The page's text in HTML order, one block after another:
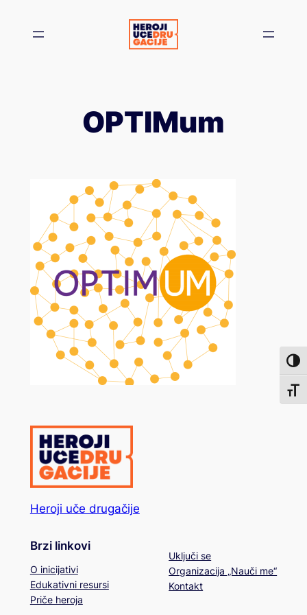
OPTIMum
Heroji uče drugačije
Brzi linkovi
O inicijativi
Edukativni resursi
Priče heroja
Uključi se
Organizacija „Nauči me“
Kontakt